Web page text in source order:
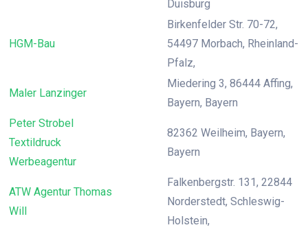
Duisburg
HGM-Bau
Birkenfelder Str. 70-72,
54497 Morbach, Rheinland-
Pfalz,
Maler Lanzinger
Miedering 3, 86444 Affing,
Bayern, Bayern
Peter Strobel
Textildruck
Werbeagentur
82362 Weilheim, Bayern,
Bayern
ATW Agentur Thomas
Will
Falkenbergstr. 131, 22844
Norderstedt, Schleswig-
Holstein,